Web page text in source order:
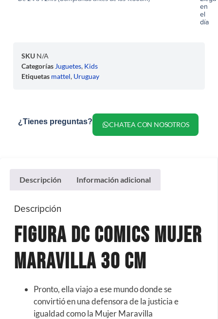
en
el
día
SKU N/A
Categorías Juguetes, Kids
Etiquetas mattel, Uruguay
¿Tienes preguntas? CHATEA CON NOSOTROS
Descripción Información adicional
Descripción
Figura Dc Comics Mujer
Maravilla 30 cm
Pronto, ella viajo a ese mundo donde se
convirtió en una defensora de la justicia e
igualdad como la Mujer Maravilla